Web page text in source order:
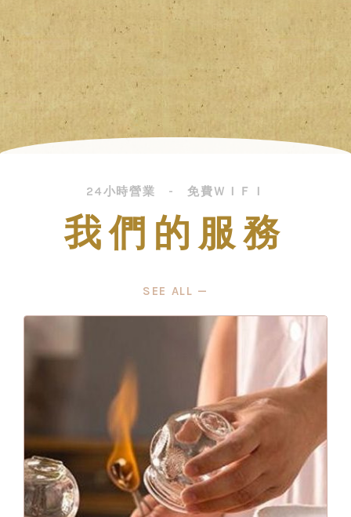
24小時營業 - 免費ＷＩＦＩ
我們的服務
SEE ALL —